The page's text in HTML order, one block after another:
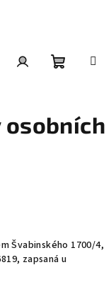
košík
osobních
Švabinského 1700/4,
zapsaná u